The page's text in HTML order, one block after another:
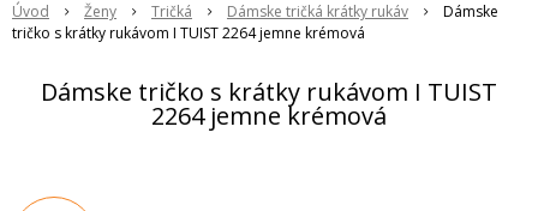
Úvod Ženy Tričká Dámske tričká krátky rukáv
Dámske
tričko s krátky rukávom I TUIST 2264 jemne krémová
Dámske tričko s krátky rukávom I TUIST
2264 jemne krémová